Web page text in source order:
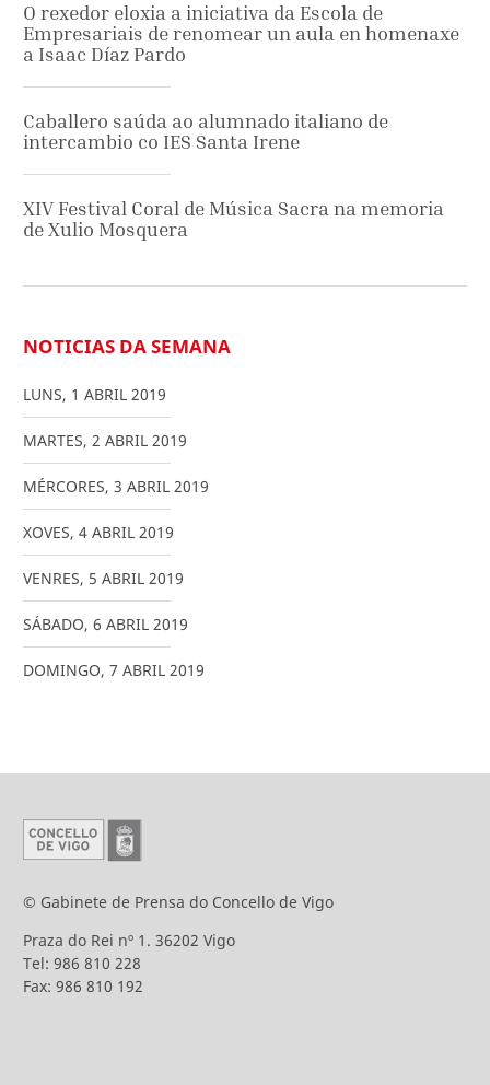
O rexedor eloxia a iniciativa da Escola de
Empresariais de renomear un aula en homenaxe
a Isaac Díaz Pardo
Caballero saúda ao alumnado italiano de
intercambio co IES Santa Irene
XIV Festival Coral de Música Sacra na memoria
de Xulio Mosquera
NOTICIAS DA SEMANA
LUNS, 1 ABRIL 2019
MARTES, 2 ABRIL 2019
MÉRCORES, 3 ABRIL 2019
XOVES, 4 ABRIL 2019
VENRES, 5 ABRIL 2019
SÁBADO, 6 ABRIL 2019
DOMINGO, 7 ABRIL 2019
© Gabinete de Prensa do Concello de Vigo
Praza do Rei nº 1. 36202 Vigo
Tel: 986 810 228
Fax: 986 810 192